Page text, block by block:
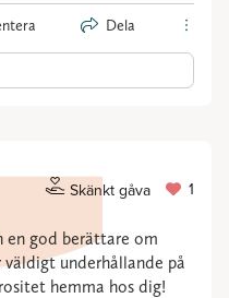
Dela
Skänkt gåva 1
god berättare om
underhållande på
hemma hos dig!